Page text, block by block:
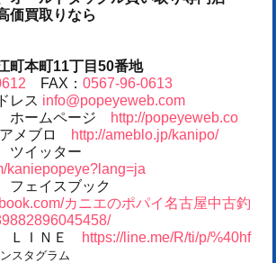
価買取りなら
町本町11丁目50番地
FAX： 0567-96-0613
レス info@popeyeweb.com
ホームページ
http://popeyeweb.co
アメブロ
http://ameblo.jp/kanipo/
ツイッター
kaniepopeye?lang=ja
フェイスブック
カニエのポパイ名古屋中古釣
ＬＩＮＥ
https://line.me/R/ti/p/%40hf
スタグラム